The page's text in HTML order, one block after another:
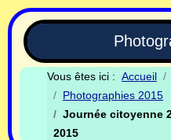
Vous êtes ici : Accueil
Photographies 2015
Journée citoyenne
2015